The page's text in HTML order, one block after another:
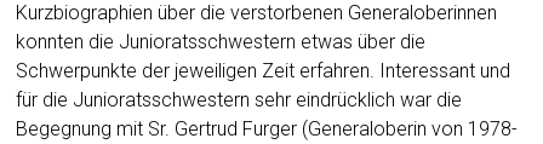
Kurzbiographien über die verstorbenen Generaloberinnen
konnten die Junioratsschwestern etwas über die
Schwerpunkte der jeweiligen Zeit erfahren. Interessant und
für die Junioratsschwestern sehr eindrücklich war die
Begegnung mit Sr. Gertrud Furger (Generaloberin von 1978-